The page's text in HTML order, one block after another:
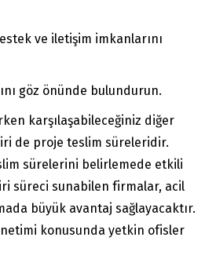
ve iletişim imkanlarını
göz önünde bulundurun.
karşılaşabileceğiniz diğer
de proje teslim süreleridir.
sürelerini belirlemede etkili
süreci sunabilen firmalar, acil
büyük avantaj sağlayacaktır.
konusunda yetkin ofisler